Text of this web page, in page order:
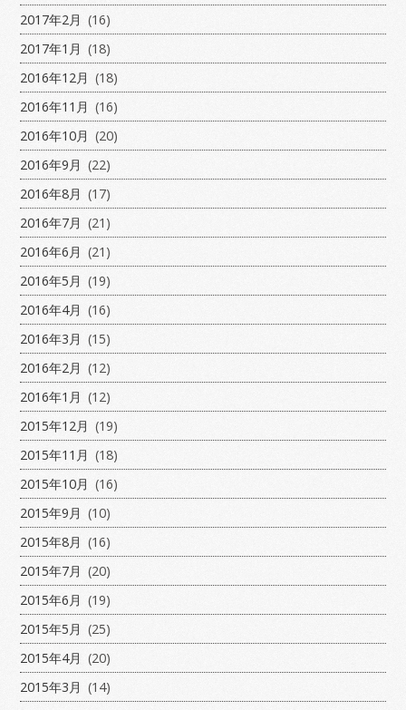
2017年2月 (16)
2017年1月 (18)
2016年12月 (18)
2016年11月 (16)
2016年10月 (20)
2016年9月 (22)
2016年8月 (17)
2016年7月 (21)
2016年6月 (21)
2016年5月 (19)
2016年4月 (16)
2016年3月 (15)
2016年2月 (12)
2016年1月 (12)
2015年12月 (19)
2015年11月 (18)
2015年10月 (16)
2015年9月 (10)
2015年8月 (16)
2015年7月 (20)
2015年6月 (19)
2015年5月 (25)
2015年4月 (20)
2015年3月 (14)